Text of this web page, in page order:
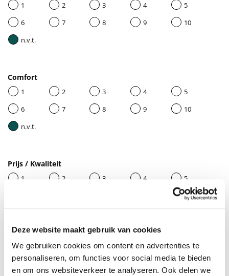
Deze website maakt gebruik van cookies
We gebruiken cookies om content en advertenties te
personaliseren, om functies voor social media te bieden
en om ons websiteverkeer te analyseren. Ook delen we
1 2 3 4
5
6
7 8 9
10
n.v.t.
Comfort
1 2 3 4
5
6
7 8 9
10
n.v.t.
Prijs / Kwaliteit
1 2 3 4
5
10
Geef je beoordeling een titel